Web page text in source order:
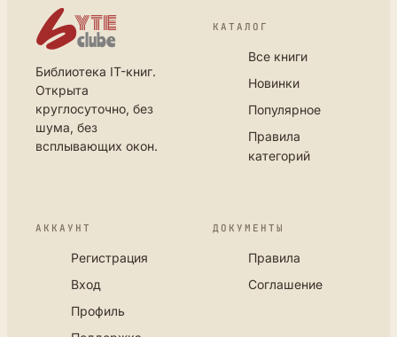
Библиотека IT-книг.
Открыта
круглосуточно, без
шума, без
всплывающих окон.
КАТАЛОГ
Все книги
Новинки
Популярное
Правила
категорий
АККАУНТ
Регистрация
Вход
Профиль
ДОКУМЕНТЫ
Правила
Соглашение